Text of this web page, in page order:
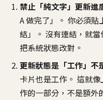
禁止「純文字」更新進
A 做完了」。 你必須
結」。 沒有連結，就
把系統狀態改對。
更新狀態是「工作」不
卡片也是工作。 這就
作的一部分，不是額外